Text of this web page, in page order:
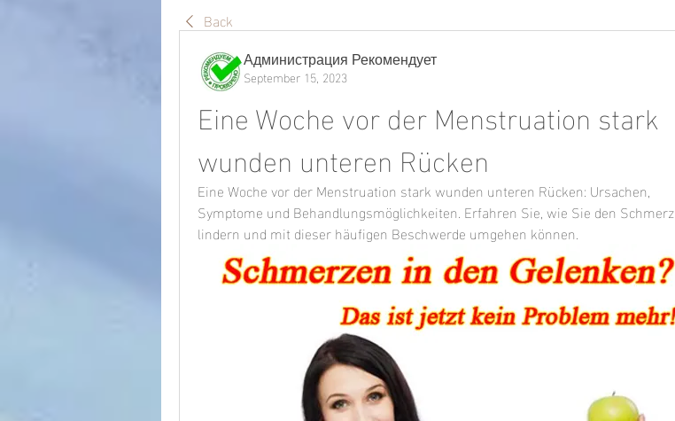
Back
Администрация Рекомендует
September 15, 2023
Eine Woche vor der Menstruation stark
wunden unteren Rücken
Eine Woche vor der Menstruation stark wunden unteren Rücken: Ursachen,
Symptome und Behandlungsmöglichkeiten. Erfahren Sie, wie Sie den Schmerz
lindern und mit dieser häufigen Beschwerde umgehen können.